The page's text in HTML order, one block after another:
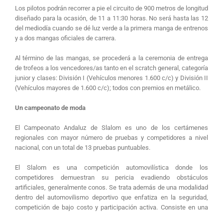
Los pilotos podrán recorrer a pie el circuito de 900 metros de longitud
diseñado para la ocasión, de 11 a 11:30 horas. No será hasta las 12
del mediodía cuando se dé luz verde a la primera manga de entrenos
y a dos mangas oficiales de carrera.
Al término de las mangas, se procederá a la ceremonia de entrega
de trofeos a los vencedores/as tanto en el scratch general, categoría
junior y clases: División I (Vehículos menores 1.600 c/c) y División II
(Vehículos mayores de 1.600 c/c); todos con premios en metálico.
Un campeonato de moda
El Campeonato Andaluz de Slalom es uno de los certámenes
regionales con mayor número de pruebas y competidores a nivel
nacional, con un total de 13 pruebas puntuables.
El Slalom es una competición automovilística donde los
competidores demuestran su pericia evadiendo obstáculos
artificiales, generalmente conos. Se trata además de una modalidad
dentro del automovilismo deportivo que enfatiza en la seguridad,
competición de bajo costo y participación activa. Consiste en una